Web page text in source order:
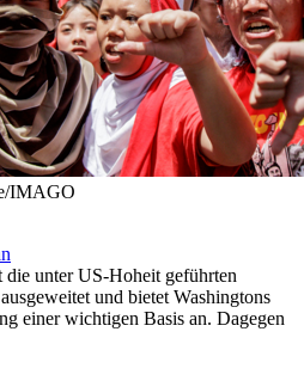
IMAGO
die unter US-Hoheit geführten
und bietet Washingtons
einer wichtigen Basis an. Dagegen